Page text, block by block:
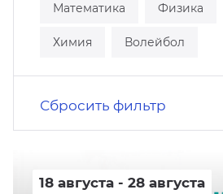
Математика Физика
Химия Волейбол
Сбросить фильтр
18 августа - 28 августа